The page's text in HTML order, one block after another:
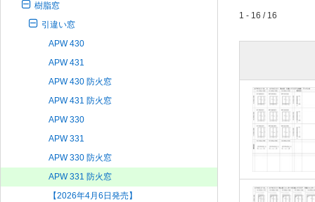
樹脂窓
引違い窓
APW 430
APW 431
APW 430 防火窓
APW 431 防火窓
APW 330
APW 331
APW 330 防火窓
APW 331 防火窓
【2026年4月6日発売】
1 - 16 / 16